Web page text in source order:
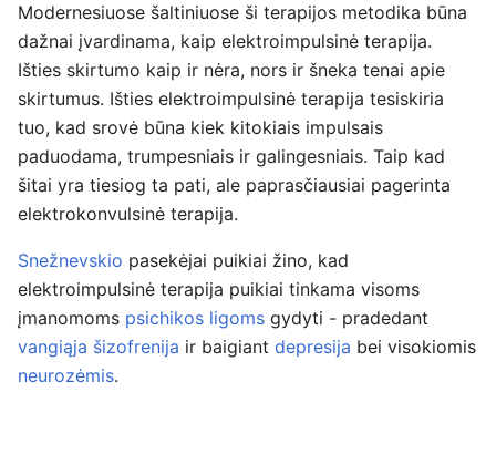
Modernesiuose šaltiniuose ši terapijos metodika būna
dažnai įvardinama, kaip elektroimpulsinė terapija.
Išties skirtumo kaip ir nėra, nors ir šneka tenai apie
skirtumus. Išties elektroimpulsinė terapija tesiskiria
tuo, kad srovė būna kiek kitokiais impulsais
paduodama, trumpesniais ir galingesniais. Taip kad
šitai yra tiesiog ta pati, ale paprasčiausiai pagerinta
elektrokonvulsinė terapija.
Snežnevskio pasekėjai puikiai žino, kad
elektroimpulsinė terapija puikiai tinkama visoms
įmanomoms psichikos ligoms gydyti - pradedant
vangiąja šizofrenija ir baigiant depresija bei visokiomis
neurozėmis.